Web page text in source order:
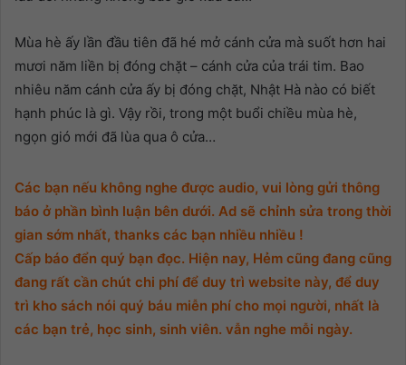
Mùa hè ấy lần đầu tiên đã hé mở cánh cửa mà suốt hơn hai
mươi năm liền bị đóng chặt – cánh cửa của trái tim. Bao
nhiêu năm cánh cửa ấy bị đóng chặt, Nhật Hà nào có biết
hạnh phúc là gì. Vậy rồi, trong một buổi chiều mùa hè,
ngọn gió mới đã lùa qua ô cửa…
Các bạn nếu không nghe được audio, vui lòng gửi thông
báo ở phần bình luận bên dưới. Ad sẽ chỉnh sửa trong thời
gian sớm nhất, thanks các bạn nhiều nhiều !
Cấp báo đển quý bạn đọc. Hiện nay, Hẻm cũng đang cũng
đang rất cần chút chi phí để duy trì website này, để duy
trì kho sách nói quý báu miễn phí cho mọi người, nhất là
các bạn trẻ, học sinh, sinh viên. vẫn nghe mỗi ngày.